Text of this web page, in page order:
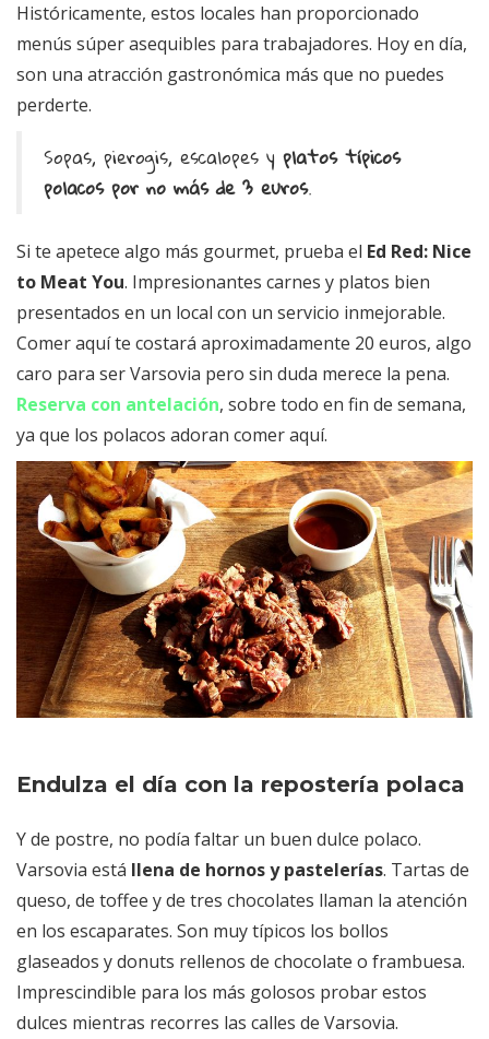
Históricamente, estos locales han proporcionado
menús súper asequibles para trabajadores. Hoy en día,
son una atracción gastronómica más que no puedes
perderte.
Sopas, pierogis, escalopes y platos típicos
polacos por no más de 3 euros.
Si te apetece algo más gourmet, prueba el Ed Red: Nice
to Meat You. Impresionantes carnes y platos bien
presentados en un local con un servicio inmejorable.
Comer aquí te costará aproximadamente 20 euros, algo
caro para ser Varsovia pero sin duda merece la pena.
Reserva con antelación, sobre todo en fin de semana,
ya que los polacos adoran comer aquí.
Endulza el día con la repostería polaca
Y de postre, no podía faltar un buen dulce polaco.
Varsovia está llena de hornos y pastelerías. Tartas de
queso, de toffee y de tres chocolates llaman la atención
en los escaparates. Son muy típicos los bollos
glaseados y donuts rellenos de chocolate o frambuesa.
Imprescindible para los más golosos probar estos
dulces mientras recorres las calles de Varsovia.